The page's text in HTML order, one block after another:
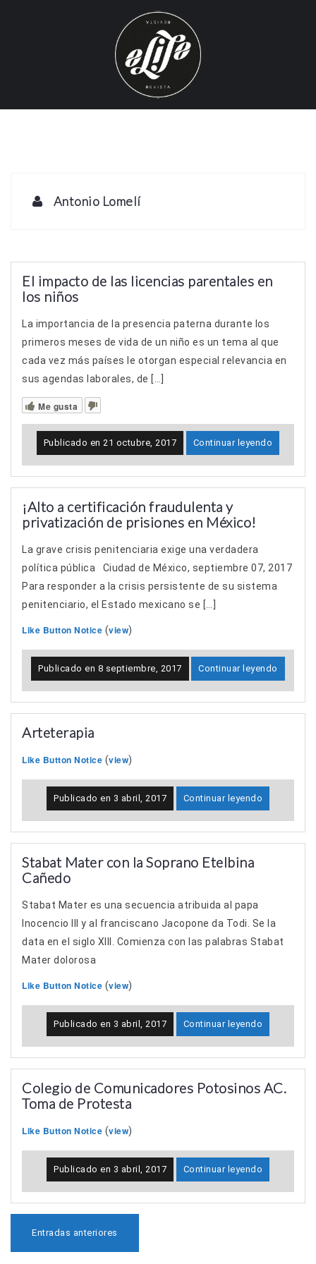
Antonio Lomelí
El impacto de las licencias parentales en
los niños
La importancia de la presencia paterna durante los
primeros meses de vida de un niño es un tema al que
cada vez más países le otorgan especial relevancia en
sus agendas laborales, de […]
Me gusta
Publicado en21 octubre, 2017 Continuar leyendo
¡Alto a certificación fraudulenta y
privatización de prisiones en México!
La grave crisis penitenciaria exige una verdadera
política pública Ciudad de México, septiembre 07, 2017
Para responder a la crisis persistente de su sistema
penitenciario, el Estado mexicano se […]
Like Button Notice (view)
Publicado en 8 septiembre, 2017 Continuar leyendo
Arteterapia
Like Button Notice (view)
Publicado en 3 abril, 2017 Continuar leyendo
Stabat Mater con la Soprano Etelbina
Cañedo
Stabat Mater es una secuencia atribuida al papa
Inocencio III y al franciscano Jacopone da Todi. Se la
data en el siglo XIII. Comienza con las palabras Stabat
Mater dolorosa
Like Button Notice (view)
Publicado en 3 abril, 2017 Continuar leyendo
Colegio de Comunicadores Potosinos AC.
Toma de Protesta
Like Button Notice (view)
Publicado en 3 abril, 2017 Continuar leyendo
Entradas anteriores